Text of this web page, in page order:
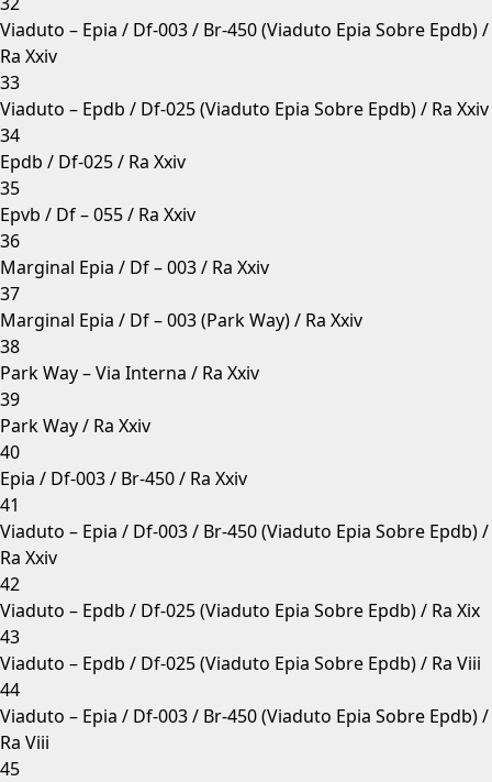
Viaduto – Epia / Df-003 / Br-450 (Viaduto Epia Sobre Epdb) /
Ra Xxiv
33
Viaduto – Epdb / Df-025 (Viaduto Epia Sobre Epdb) / Ra Xxiv
34
Epdb / Df-025 / Ra Xxiv
35
Epvb / Df – 055 / Ra Xxiv
36
Marginal Epia / Df – 003 / Ra Xxiv
37
Marginal Epia / Df – 003 (Park Way) / Ra Xxiv
38
Park Way – Via Interna / Ra Xxiv
39
Park Way / Ra Xxiv
40
Epia / Df-003 / Br-450 / Ra Xxiv
41
Viaduto – Epia / Df-003 / Br-450 (Viaduto Epia Sobre Epdb) /
Ra Xxiv
42
Viaduto – Epdb / Df-025 (Viaduto Epia Sobre Epdb) / Ra Xix
43
Viaduto – Epdb / Df-025 (Viaduto Epia Sobre Epdb) / Ra Viii
44
Viaduto – Epia / Df-003 / Br-450 (Viaduto Epia Sobre Epdb) /
Ra Viii
45